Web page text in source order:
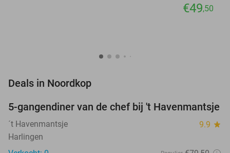
€49,50
Deals in Noordkop
38%
NEW
TODAY
5-gangendiner van de chef bij 't Havenmantsje
´t Havenmantsje 9.9 star
Harlingen